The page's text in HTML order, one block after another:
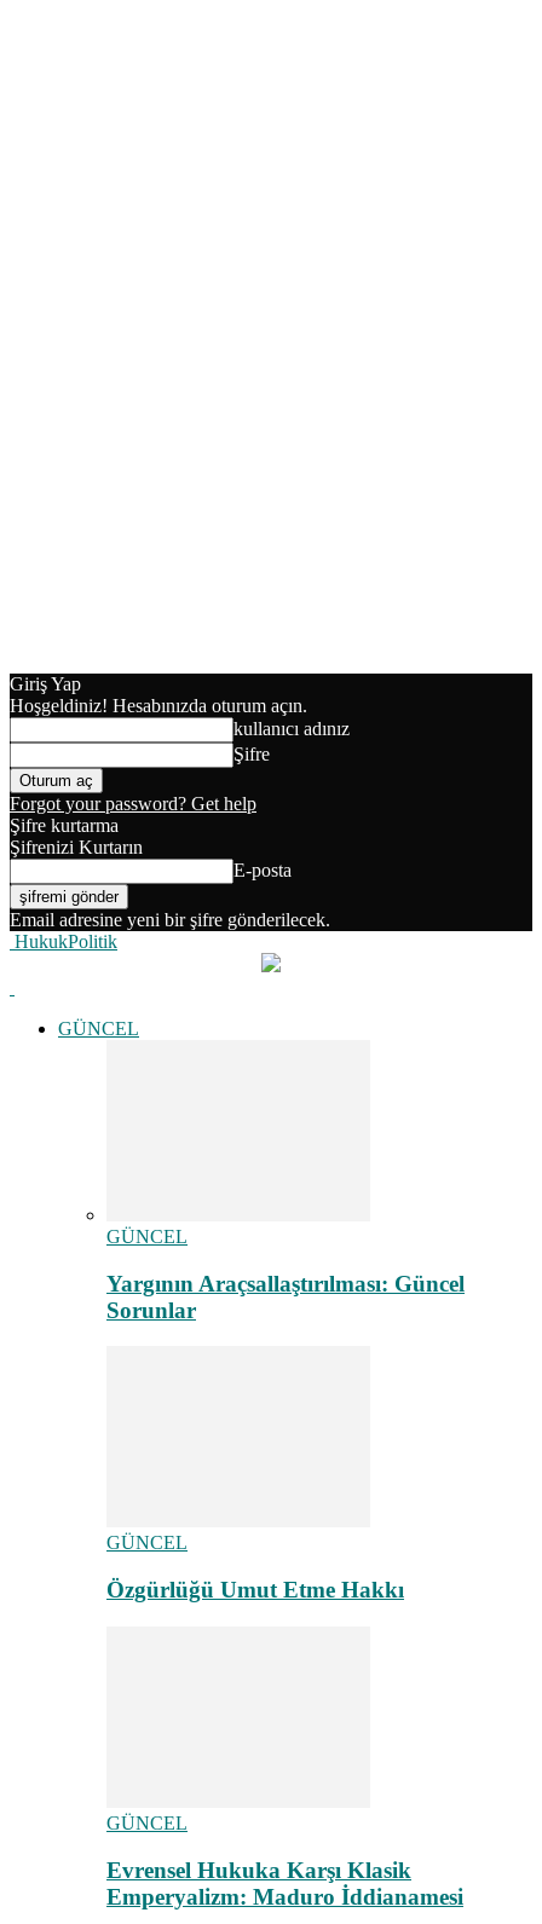
Giriş Yap
Hoşgeldiniz! Hesabınızda oturum açın.
kullanıcı adınız
Şifre
Forgot your password? Get help
Şifre kurtarma
Şifrenizi Kurtarın
E-posta
Email adresine yeni bir şifre gönderilecek.
HukukPolitik
GÜNCEL
GÜNCEL
Yargının Araçsallaştırılması: Güncel
Sorunlar
GÜNCEL
Özgürlüğü Umut Etme Hakkı
GÜNCEL
Evrensel Hukuka Karşı Klasik
Emperyalizm: Maduro İddianamesi